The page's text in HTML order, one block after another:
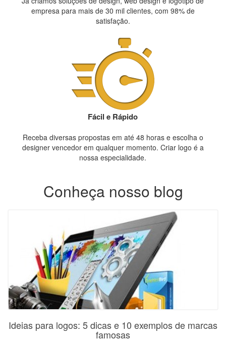
empresa para mais de 30 mil clientes, com 98% de
satisfação.
Fácil e Rápido
Receba diversas propostas em até 48 horas e escolha o
designer vencedor em qualquer momento. Criar logo é a
nossa especialidade.
Conheça nosso blog
Ideias para logos: 5 dicas e 10 exemplos de marcas
famosas